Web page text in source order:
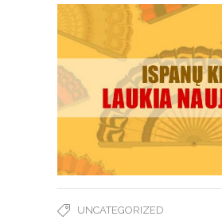
UNCATEGORIZED